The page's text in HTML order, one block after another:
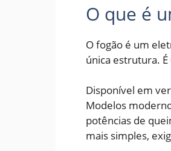
O que é
O fogão é um
única estrutura.
Disponível em
Modelos
potências de
mais simples,